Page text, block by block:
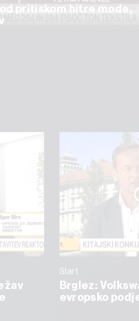
pritiskom hitre mode,
Start
Brglez:
evropsko